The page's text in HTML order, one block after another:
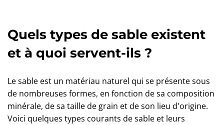
Quels types de sable existent
et à quoi servent-ils ?
Le sable est un matériau naturel qui se présente sous
de nombreuses formes, en fonction de sa composition
minérale, de sa taille de grain et de son lieu d'origine.
Voici quelques types courants de sable et leurs